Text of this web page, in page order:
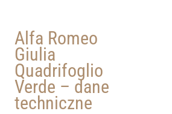
Alfa Romeo
Giulia
Quadrifoglio
Verde – dane
techniczne